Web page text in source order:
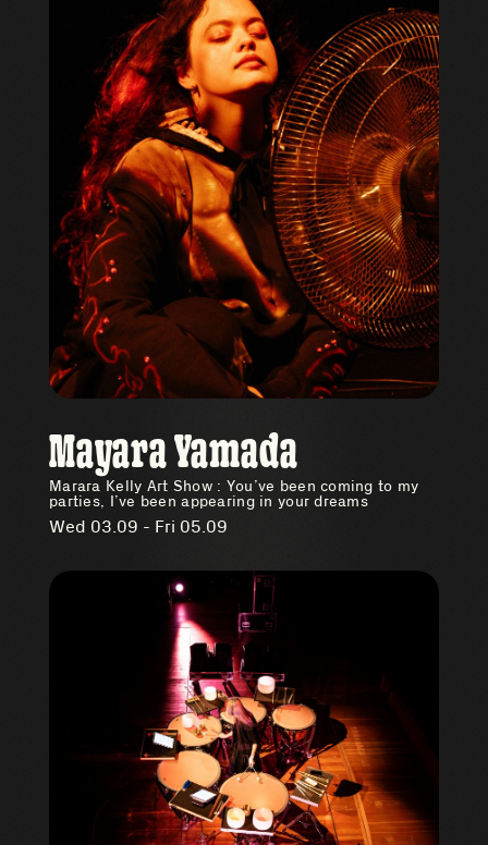
Mayara Yamada
Marara Kelly Art Show : You’ve been coming to my
parties, I’ve been appearing in your dreams
Wed 03.09 - Fri 05.09